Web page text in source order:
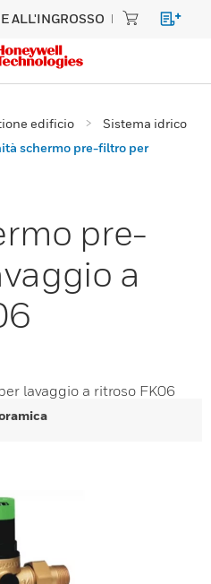
ALL'INGROSSO
edificio
Sistema idrico
schermo pre-filtro per
pre-
a
lavaggio a ritroso FK06